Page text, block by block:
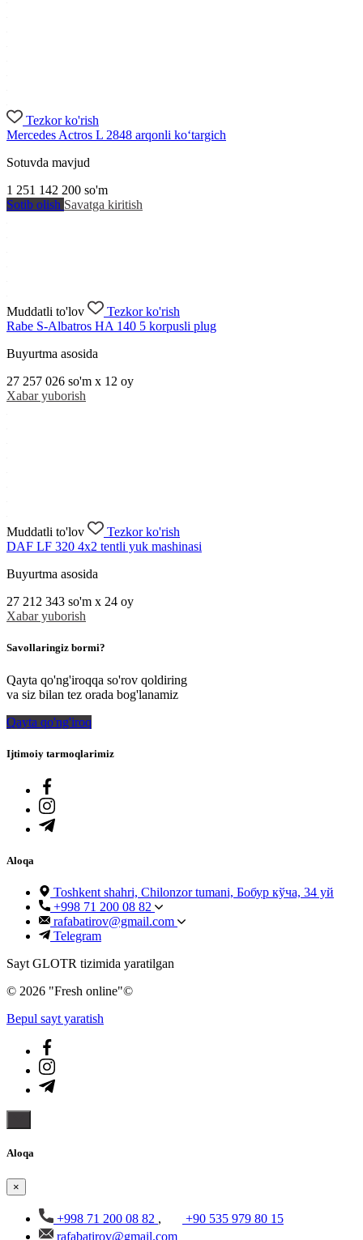
Tezkor ko'rish
Mercedes Actros L 2848 arqonli ko‘targich
Sotuvda mavjud
1 251 142 200 so'm
Sotib olish Savatga kiritish
Muddatli to'lov
Tezkor ko'rish
Rabe S-Albatros HA 140 5 korpusli plug
Buyurtma asosida
27 257 026 so'm x 12 oy
Xabar yuborish
Muddatli to'lov
Tezkor ko'rish
DAF LF 320 4x2 tentli yuk mashinasi
Buyurtma asosida
27 212 343 so'm x 24 oy
Xabar yuborish
Savollaringiz bormi?
Qayta qo'ng'iroqqa so'rov qoldiring
va siz bilan tez orada bog'lanamiz
Qayta qo'ng'iroq
Ijtimoiy tarmoqlarimiz
Aloqa
Toshkent shahri, Chilonzor tumani, Бобур кўча, 34 уй
+998 71 200 08 82
rafabatirov@gmail.com
Telegram
Sayt GLOTR tizimida yaratilgan
© 2026 "Fresh online"©️
Bepul sayt yaratish
Aloqa
×
+998 71 200 08 82 ,
+90 535 979 80 15
rafabatirov@gmail.com